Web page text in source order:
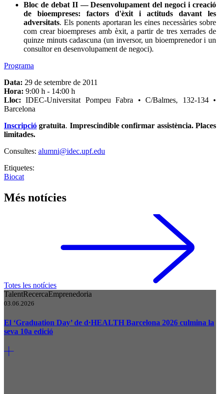
Bloc de debat II — Desenvolupament del negoci i creació
de bioempreses: factors d'èxit i actituds davant les
adversitats. Els ponents aportaran les eines necessàries sobre
com crear bioempreses amb èxit, a partir de tres xerrades de
quinze minuts cadascuna (un inversor, un bioemprenedor i un
consultor en desenvolupament de negoci).
Programa
Data: 29 de setembre de 2011
Hora: 9:00 h - 14:00 h
Lloc:IDEC-Universitat Pompeu Fabra • C/Balmes, 132-134 •
Barcelona
Inscripció gratuïta. Imprescindible confirmar assistència. Places
limitades.
Consultes: alumni@idec.upf.edu
Etiquetes:
Biocat
Més notícies
Totes les notícies
TalentRecercaEmprenedoria
03.06.2026
El ‘Graduation Day’ de d·HEALTH Barcelona 2026 culmina la
seva 10a edició